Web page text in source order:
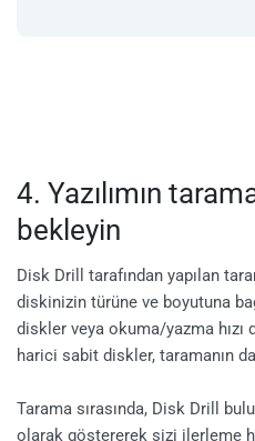
4. Yazılımın
bekleyin
Disk Drill tarafından yapılan
diskinizin türüne ve boyutuna
diskler veya okuma/yazma hızı
harici sabit diskler, taramanın
Tarama sırasında, Disk Drill
olarak göstererek sizi ilerleme